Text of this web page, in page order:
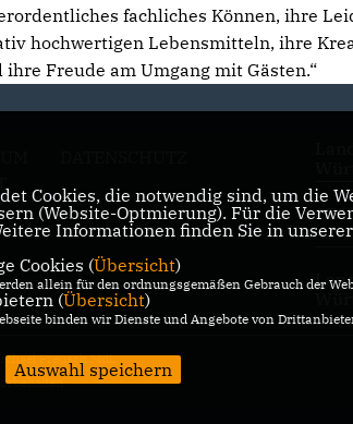
fachliches Können, ihre
hochwertigen Lebensmitteln, ihre
Freude am Umgang mit Gästen.“
Preusch MdL
Cookies, die notwendig sind, um die
(Website-Optmierung). Für die
Informationen finden Sie in unserer
Cookies (Übersicht)
allein für den ordnungsgemäßen Gebrauch der
(Übersicht)
binden wir Dienste und Angebote von
Auswahl speichern